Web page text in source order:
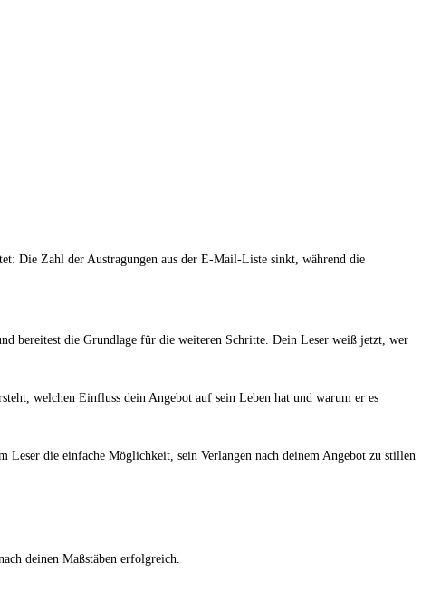
Die Zahl der Austragungen aus der E-Mail-Liste sinkt, während die
bereitest die Grundlage für die weiteren Schritte. Dein Leser weiß jetzt, wer
welchen Einfluss dein Angebot auf sein Leben hat und warum er es
die einfache Möglichkeit, sein Verlangen nach deinem Angebot zu stillen
deinen Maßstäben erfolgreich.